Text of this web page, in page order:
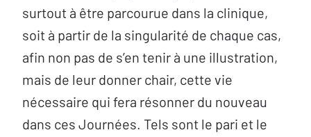
surtout à être parcourue dans la clinique,
soit à partir de la singularité de chaque cas,
afin non pas de s’en tenir à une illustration,
mais de leur donner chair, cette vie
nécessaire qui fera résonner du nouveau
dans ces Journées. Tels sont le pari et le